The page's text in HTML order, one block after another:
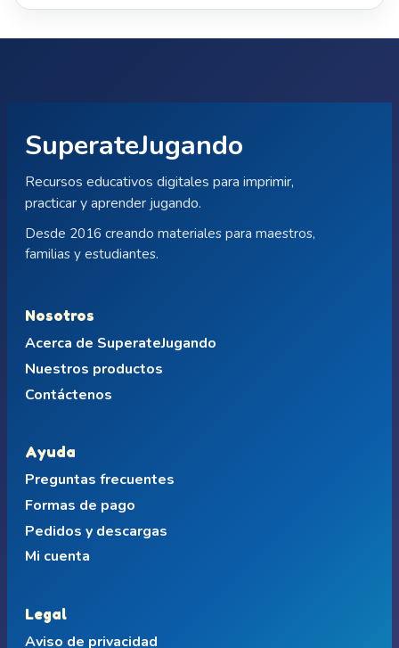
SuperateJugando
Recursos educativos digitales para imprimir,
practicar y aprender jugando.
Desde 2016 creando materiales para maestros,
familias y estudiantes.
Nosotros
Acerca de SuperateJugando
Nuestros productos
Contáctenos
Ayuda
Preguntas frecuentes
Formas de pago
Pedidos y descargas
Mi cuenta
Legal
Aviso de privacidad